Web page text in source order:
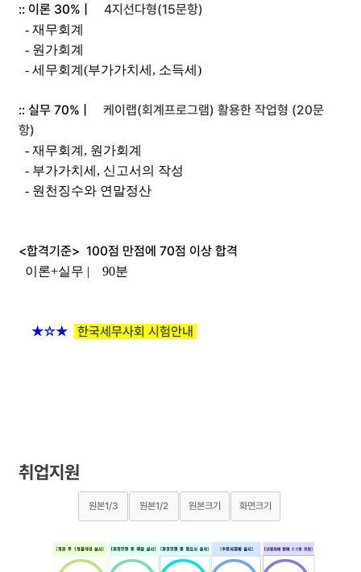
:: 이론 30% |
4지선다형(15문항)
- 재무회계
- 원가회계
- 세무회계(부가가치세, 소득세)
:: 실무 70% |
케이랩(회계프로그램) 활용한 작업형 (20문
항)
- 재무회계, 원가회계
- 부가가치세, 신고서의 작성
- 원천징수와 연말정산
<합격기준> 100점 만점에 70점 이상 합격
이론+실무 | 90분
★☆★ 한국세무사회 시험안내
취업지원
원본1/3 원본1/2 원본크기 화면크기